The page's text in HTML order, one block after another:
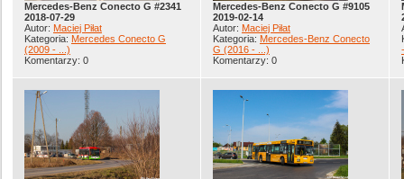
Mercedes-Benz Conecto G #2341
2018-07-29
Autor: Maciej Piłat
Kategoria: Mercedes Conecto G
(2009 - ...)
Komentarzy: 0
Mercedes-Benz Conecto G #9105
2019-02-14
Autor: Maciej Piłat
Kategoria: Mercedes-Benz Conecto
G (2016 - ...)
Komentarzy: 0